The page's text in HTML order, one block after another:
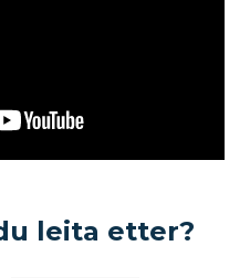
leita etter?